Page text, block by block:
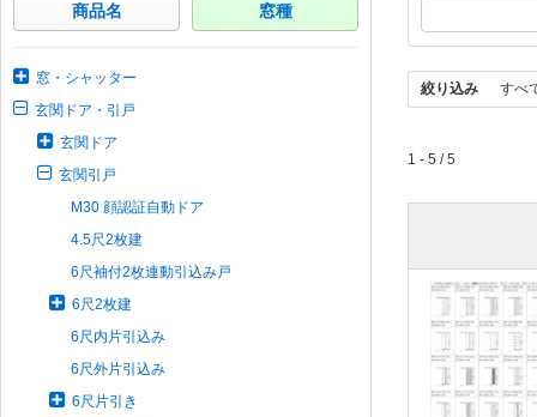
商品名 窓種
窓・シャッター
玄関ドア・引戸
玄関ドア
玄関引戸
M30 顔認証自動ドア
4.5尺2枚建
6尺袖付2枚連動引込み戸
6尺2枚建
6尺内片引込み
6尺外片引込み
6尺片引き
絞り込み すべ
1 - 5 / 5